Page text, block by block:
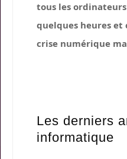
tous les
quelques heures
crise numérique
Les derniers
informatique